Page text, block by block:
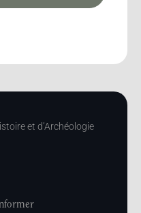
et d’Archéologie